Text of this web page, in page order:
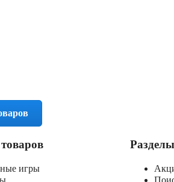
игры